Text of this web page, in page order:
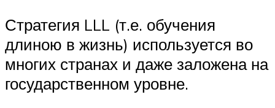
Стратегия LLL (т.е. обучения
длиною в жизнь) используется во
многих странах и даже заложена на
государственном уровне.